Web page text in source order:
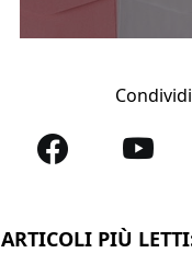
ARTICOLI PIÙ